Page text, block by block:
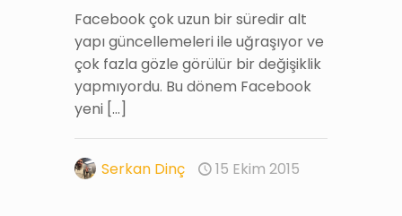
Facebook çok uzun bir süredir alt
yapı güncellemeleri ile uğraşıyor ve
çok fazla gözle görülür bir değişiklik
yapmıyordu. Bu dönem Facebook
yeni […]
Serkan Dinç 15 Ekim 2015